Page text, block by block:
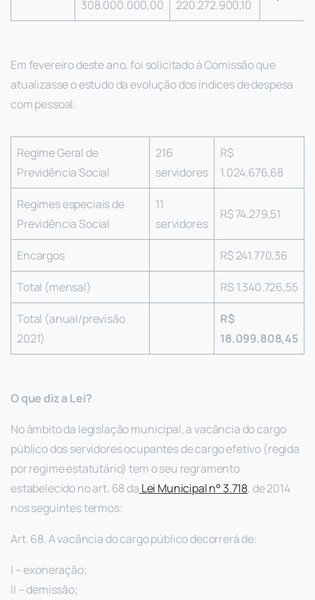
308.000.000,00 220.272.900,10
Em fevereiro deste ano, foi solicitado à Comissão que
atualizasse o estudo da evolução dos índices de despesa
com pessoal.
Regime Geral de
Previdência Social
216
servidores
R$
1.024.676,68
Regimes especiais de
Previdência Social
11
servidores
R$ 74.279,51
Encargos R$ 241.770,36
Total (mensal) RS 1.340.726,55
Total (anual/previsão
2021)
R$
18.099.808,45
O que diz a Lei?
No âmbito da legislação municipal, a vacância do cargo
público dos servidores ocupantes de cargo efetivo (regida
por regime estatutário) tem o seu regramento
estabelecido no art. 68 da Lei Municipal n° 3.718, de 2014
nos seguintes termos:
Art. 68. A vacância do cargo público decorrerá de:
I – exoneração;
II – demissão;